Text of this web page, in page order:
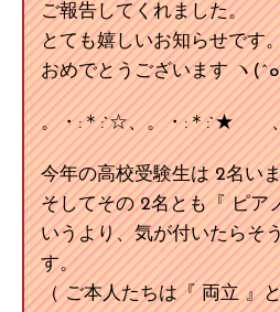
ご報告してくれました。
とても嬉しいお知らせです
おめでとうございます ヽ
。・:＊:`☆、。・:＊:`★
今年の高校受験生は 2名い
そしてその 2名とも『 ピア
いうより、気が付いたらそ
す。
（ ご本人たちは『 両立 』